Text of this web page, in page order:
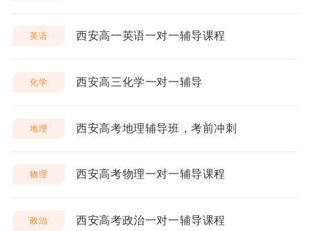
英语 西安高一英语一对一辅导课程
化学 西安高三化学一对一辅导
地理 西安高考地理辅导班，考前冲刺
物理 西安高考物理一对一辅导课程
政治 西安高考政治一对一辅导课程